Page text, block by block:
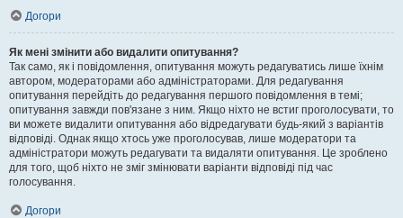
Догори
Як мені змінити або видалити опитування?
Так само, як і повідомлення, опитування можуть редагуватись лише їхнім
автором, модераторами або адміністраторами. Для редагування
опитування перейдіть до редагування першого повідомлення в темі;
опитування завжди пов'язане з ним. Якщо ніхто не встиг проголосувати, то
ви можете видалити опитування або відредагувати будь-який з варіантів
відповіді. Однак якщо хтось уже проголосував, лише модератори та
адміністратори можуть редагувати та видаляти опитування. Це зроблено
для того, щоб ніхто не зміг змінювати варіанти відповіді під час
голосування.
Догори